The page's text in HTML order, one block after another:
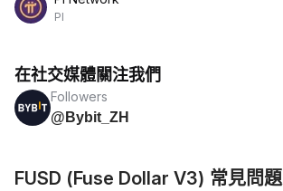
PI
在社交媒體關注我們
Followers
@Bybit_ZH
FUSD (Fuse Dollar V3) 常見問題